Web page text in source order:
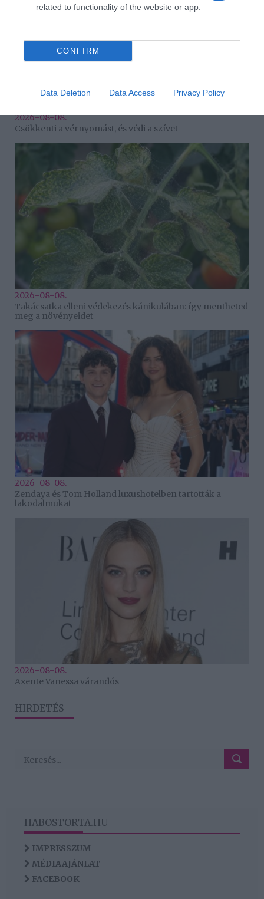
related to functionality of the website or app.
CONFIRM
Data Deletion Data Access Privacy Policy
2026-08-08.
Csökkenti a vérnyomást, és védi a szívet
2026-08-08.
Takácsatka elleni védekezés kánikulában: így mentheted
meg a növényeidet
2026-08-08.
Zendaya és Tom Holland luxushotelben tartották a
lakodalmukat
2026-08-08.
Axente Vanessa várandós
HIRDETÉS
HABOSTORTA.HU
IMPRESSZUM
MÉDIAAJÁNLAT
FACEBOOK